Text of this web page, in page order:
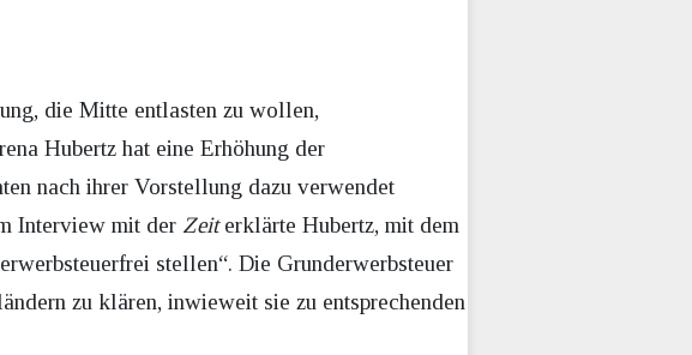
die Mitte entlasten zu wollen,
Hubertz hat eine Erhöhung der
nach ihrer Vorstellung dazu verwendet
Interview mit der Zeiterklärte Hubertz, mit dem
stellen“. Die Grunderwerbsteuer
zu klären, inwieweit sie zu entsprechenden